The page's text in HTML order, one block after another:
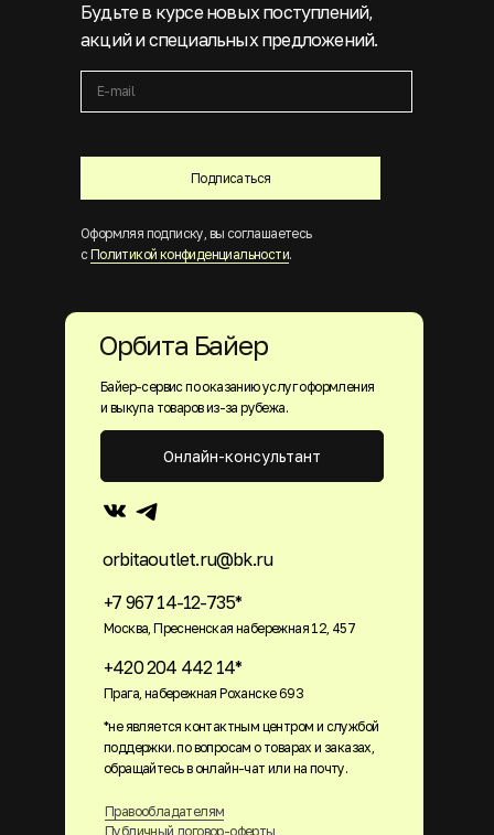
Подписаться
Будьте в курсе новых поступлений,
акций и специальных предложений.
Оформляя подписку, вы соглашаетесь
с Политикой конфиденциальности.
Байер-сервис по оказанию услуг оформления
и выкупа товаров из-за рубежа.
+7 967 14-12-735*
Москва, Пресненская набережная 12, 457
+420 204 442 14*
Прага, набережная Роханске 693
orbitaoutlet.ru@bk.ru
Правообладателям
Публичный договор-оферты
Онлайн-консультант
Орбита Байер
*не является контактным центром и службой
поддержки. по вопросам о товарах и заказах,
обращайтесь в онлайн-чат или на почту.